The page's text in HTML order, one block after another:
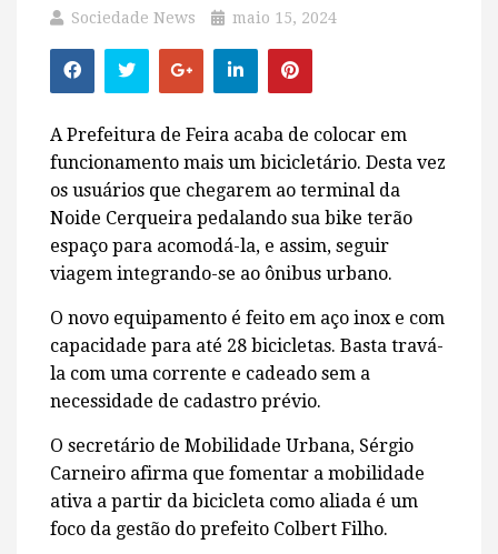
Sociedade News maio 15, 2024
A Prefeitura de Feira acaba de colocar em
funcionamento mais um bicicletário. Desta vez
os usuários que chegarem ao terminal da
Noide Cerqueira pedalando sua bike terão
espaço para acomodá-la, e assim, seguir
viagem integrando-se ao ônibus urbano.
O novo equipamento é feito em aço inox e com
capacidade para até 28 bicicletas. Basta travá-
la com uma corrente e cadeado sem a
necessidade de cadastro prévio.
O secretário de Mobilidade Urbana, Sérgio
Carneiro afirma que fomentar a mobilidade
ativa a partir da bicicleta como aliada é um
foco da gestão do prefeito Colbert Filho.